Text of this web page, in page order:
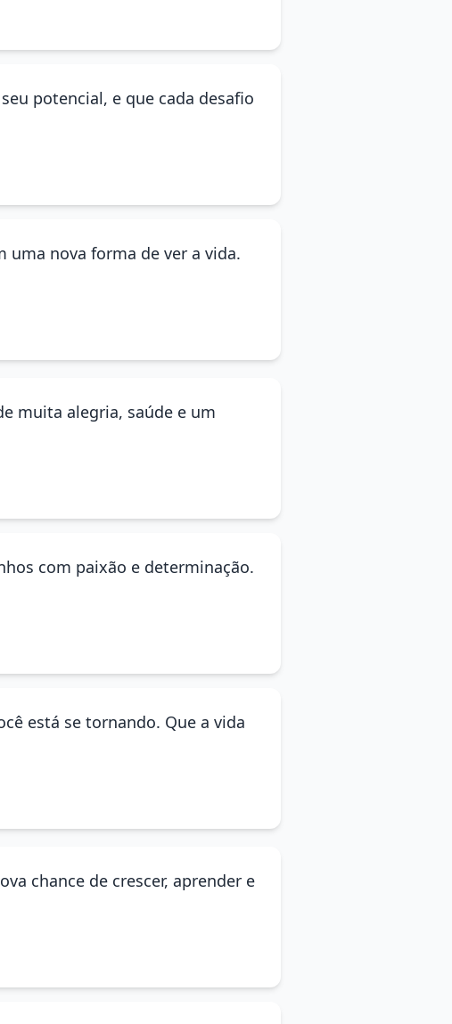
potencial, e que cada desafio
uma nova forma de ver a vida.
muita alegria, saúde e um
com paixão e determinação.
está se tornando. Que a vida
chance de crescer, aprender e